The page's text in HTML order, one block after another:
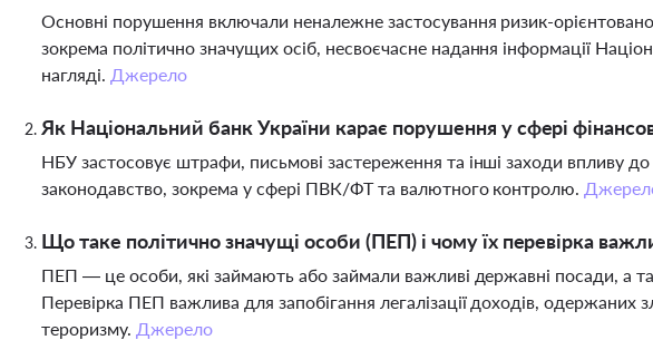
Основні порушення включали неналежне застосування ризик-
зокрема політично значущих осіб, несвоєчасне надання інформації
нагляді. Джерело
Як Національний банк України карає порушення у сфері
НБУ застосовує штрафи, письмові застереження та інші заходи впливу
законодавство, зокрема у сфері ПВК/ФТ та валютного контролю.
Що таке політично значущі особи (ПЕП) і чому їх перевірка
ПЕП — це особи, які займають або займали важливі державні посади, а
Перевірка ПЕП важлива для запобігання легалізації доходів,
тероризму. Джерело